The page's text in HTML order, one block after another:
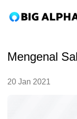
Mengenal
20 Jan 2021